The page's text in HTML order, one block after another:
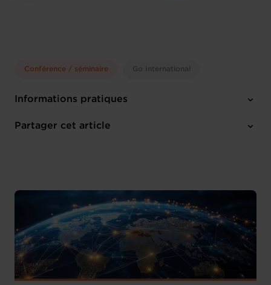
Conférence / séminaire Go International
Informations pratiques
9h30 - 12h15
Partager cet article